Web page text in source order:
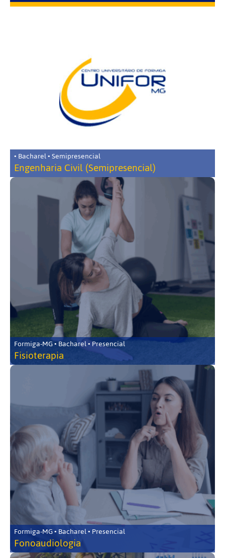
• Bacharel • Semipresencial
Engenharia Civil (Semipresencial)
Formiga-MG • Bacharel • Presencial
Fisioterapia
Formiga-MG • Bacharel • Presencial
Fonoaudiologia